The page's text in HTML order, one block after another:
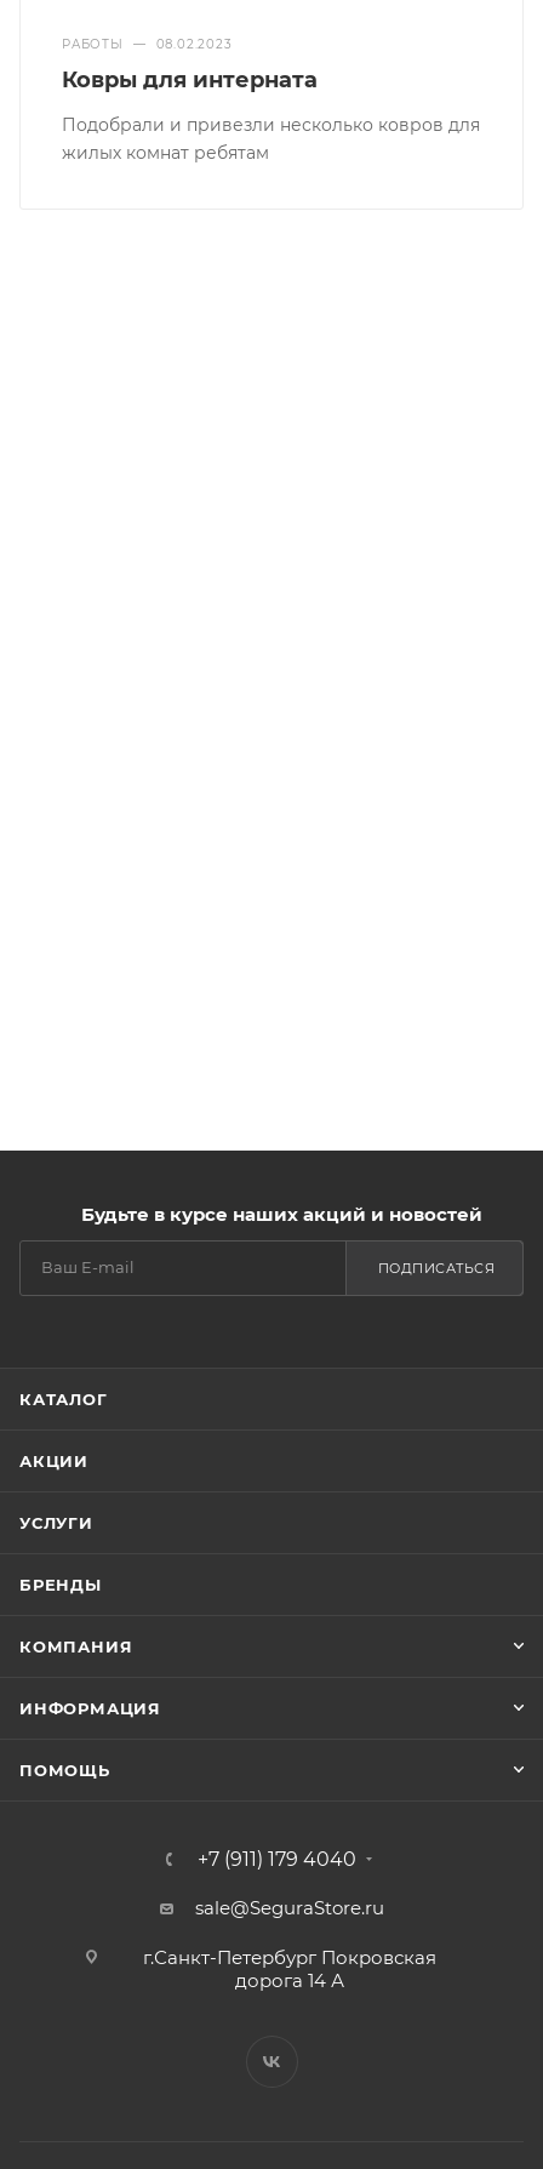
РАБОТЫ — 08.02.2023
Ковры для интерната
Подобрали и привезли несколько ковров для
жилых комнат ребятам
Будьте в курсе наших акций и новостей
ПОДПИСАТЬСЯ
КАТАЛОГ
АКЦИИ
УСЛУГИ
БРЕНДЫ
КОМПАНИЯ
ИНФОРМАЦИЯ
ПОМОЩЬ
+7 (911) 179 4040
sale@SeguraStore.ru
г.Санкт-Петербург Покровская
дорога 14 А